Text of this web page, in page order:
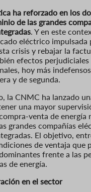
ha reforzado en los
de las grandes
. Y en este
eléctrico impulsada
crisis y rebajar la
efectos perjudiciales
hoy más
y de segunda.
la CNMC ha lanzado
una mayor
venta de energía
grandes compañías
El objetivo,
de ventaja que
frente a las
de energía.
en el sector